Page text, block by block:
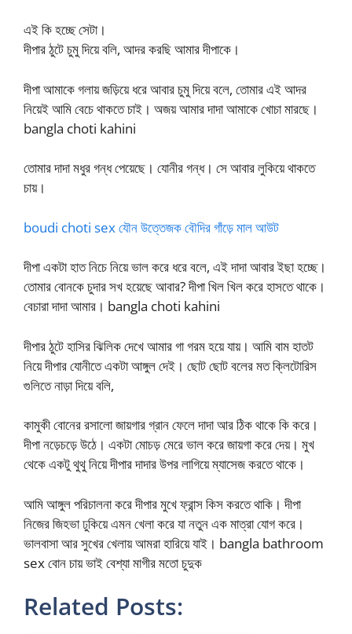
এই কি হচ্ছে সেটা।
দীপার ঠুটে চুমু দিয়ে বলি, আদর করছি আমার দীপাকে।
দীপা আমাকে গলায় জড়িয়ে ধরে আবার চুমু দিয়ে বলে, তোমার এই আদর
নিয়েই আমি বেচে থাকতে চাই। অজয় আমার দাদা আমাকে খোচা মারছে।
bangla choti kahini
তোমার দাদা মধুর গন্ধ পেয়েছে। যোনীর গন্ধ। সে আবার লুকিয়ে থাকতে
চায়।
boudi choti sex যৌন উত্তেজক বৌদির গাঁড়ে মাল আউট
দীপা একটা হাত নিচে নিয়ে ভাল করে ধরে বলে, এই দাদা আবার ইছা হচ্ছে।
তোমার বোনকে চুদার সখ হয়েছে আবার? দীপা খিল খিল করে হাসতে থাকে।
বেচারা দাদা আমার। bangla choti kahini
দীপার ঠুটে হাসির ঝিলিক দেখে আমার গা গরম হয়ে যায়। আমি বাম হাতট
নিয়ে দীপার যোনীতে একটা আঙ্গুল দেই। ছোট ছোট বলের মত ক্লিটোরিস
গুলিতে নাড়া দিয়ে বলি,
কামুকী বোনের রসালো জায়গার গ্রান ফেলে দাদা আর ঠিক থাকে কি করে।
দীপা নড়েচড়ে উঠে। একটা মোচড় মেরে ভাল করে জায়গা করে দেয়। মুখ
থেকে একটু থুথু নিয়ে দীপার দাদার উপর লাগিয়ে ম্যাসেজ করতে থাকে।
আমি আঙ্গুল পরিচালনা করে দীপার মুখে ফ্রান্স কিস করতে থাকি। দীপা
নিজের জিহভা ঢুকিয়ে এমন খেলা করে যা নতুন এক মাত্রা যোগ করে।
ভালবাসা আর সুখের খেলায় আমরা হারিয়ে যাই। bangla bathroom
sex বোন চায় ভাই বেশ্যা মাগীর মতো চুদুক
Related Posts: